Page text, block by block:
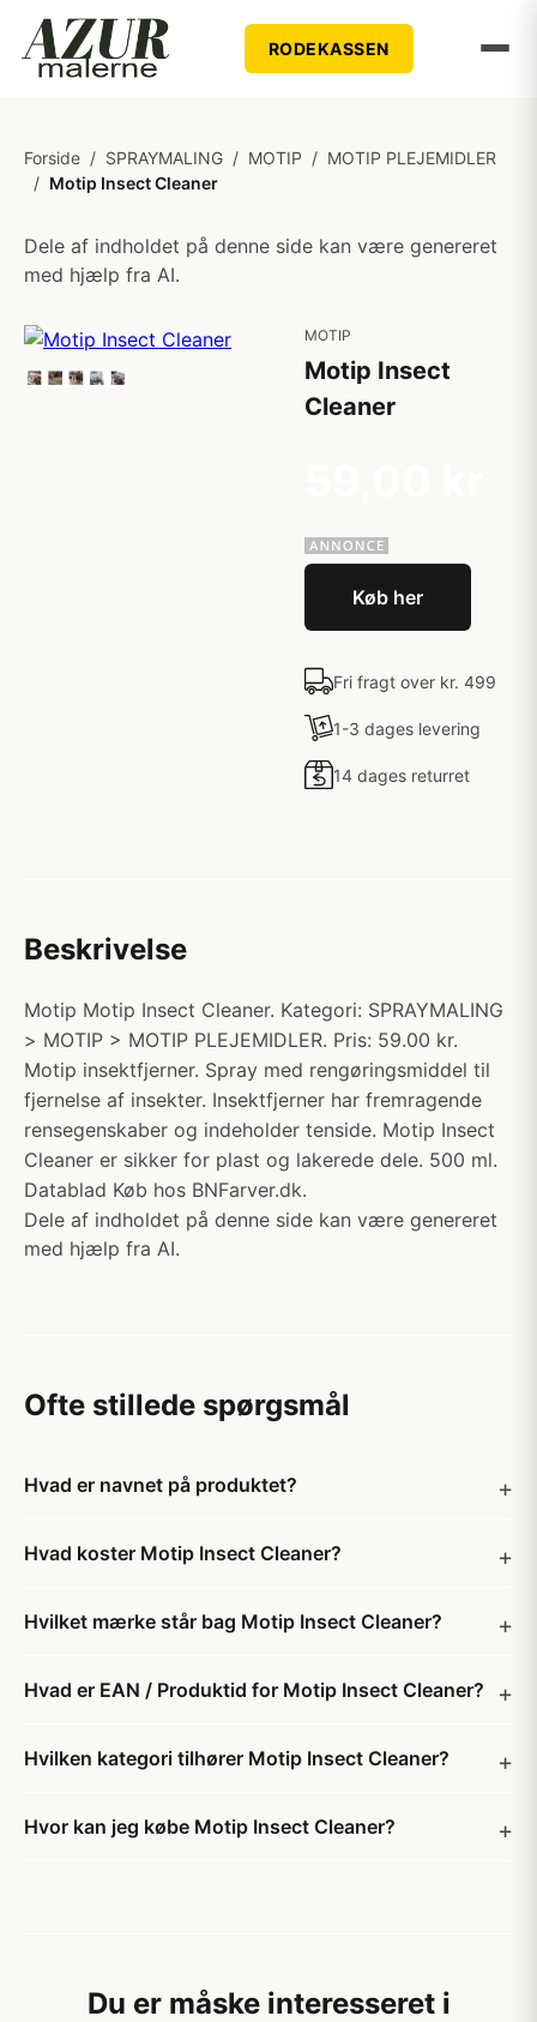
RODEKASSEN
Forside / SPRAYMALING / MOTIP / MOTIP PLEJEMIDLER
/ Motip Insect Cleaner
Dele af indholdet på denne side kan være genereret
med hjælp fra AI.
MOTIP
Motip Insect
Cleaner
Køb her
Fri fragt over kr. 499
1-3 dages levering
14 dages returret
Beskrivelse
Motip Motip Insect Cleaner. Kategori: SPRAYMALING
> MOTIP > MOTIP PLEJEMIDLER. Pris: 59.00 kr.
Motip insektfjerner. Spray med rengøringsmiddel til
fjernelse af insekter. Insektfjerner har fremragende
rensegenskaber og indeholder tenside. Motip Insect
Cleaner er sikker for plast og lakerede dele. 500 ml.
Datablad Køb hos BNFarver.dk.
Dele af indholdet på denne side kan være genereret
med hjælp fra AI.
Ofte stillede spørgsmål
Hvad er navnet på produktet?
Hvad koster Motip Insect Cleaner?
Hvilket mærke står bag Motip Insect Cleaner?
Hvad er EAN / Produktid for Motip Insect Cleaner?
Hvilken kategori tilhører Motip Insect Cleaner?
Hvor kan jeg købe Motip Insect Cleaner?
Du er måske interesseret i